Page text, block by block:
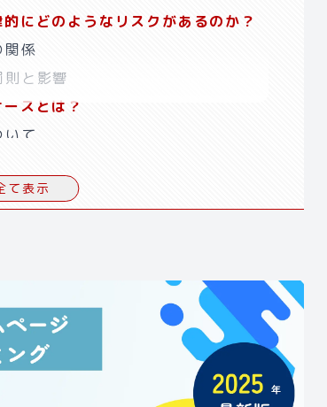
にどのようなリスクがあるのか？​
関係​
と影響​
スとは？​
て​
の対策方法​
われないためのポイント​
するための具体策​
する際の注意点
運用するための注意点
て表示